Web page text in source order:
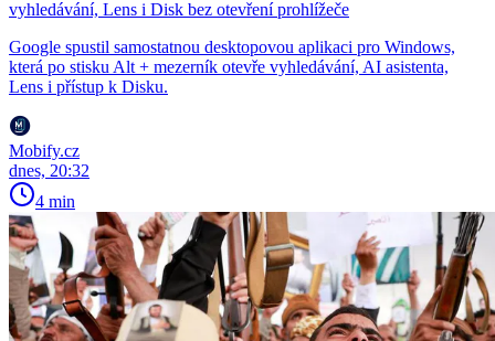
vyhledávání, Lens i Disk bez otevření prohlížeče
Google spustil samostatnou desktopovou aplikaci pro Windows,
která po stisku Alt + mezerník otevře vyhledávání, AI asistenta,
Lens i přístup k Disku.
Mobify.cz
dnes, 20:32
4 min